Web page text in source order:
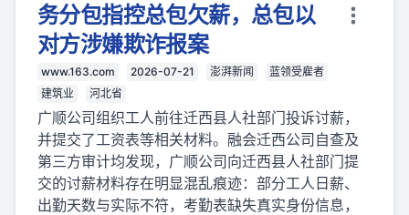
务分包指控总包欠薪，总包以
对方涉嫌欺诈报案
www.163.com 2026-07-21 澎湃新闻
蓝领受雇者
建筑业
河北省
广顺公司组织工人前往迁西县人社部门投诉讨薪，
并提交了工资表等相关材料。融会迁西公司自查及
第三方审计均发现，广顺公司向迁西县人社部门提
交的讨薪材料存在明显混乱痕迹：部分工人日薪、
出勤天数与实际不符，考勤表缺失真实身份信息，